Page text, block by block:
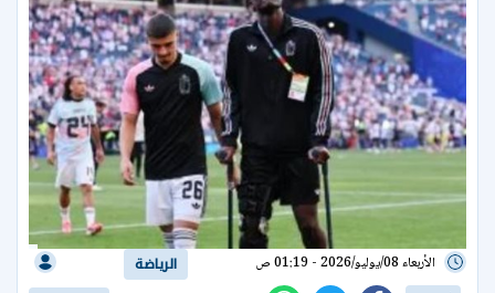
الأربعاء 08/يوليو/2026 - 01:19 ص الرياضة